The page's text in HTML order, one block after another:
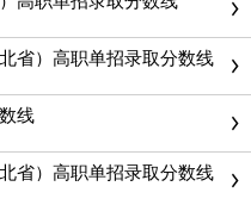
省）高职单招录取分数线
线
省）高职单招录取分数线